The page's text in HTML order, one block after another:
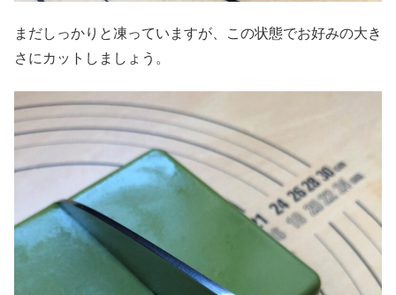
まだしっかりと凍っていますが、この状態でお好みの大き
さにカットしましょう。